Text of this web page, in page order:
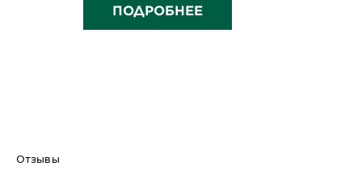
ПОДРОБНЕЕ
Отзывы